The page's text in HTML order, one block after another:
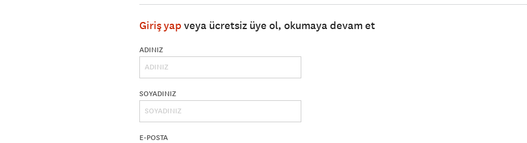
Giriş yap veya ücretsiz üye ol, okumaya devam et
ADINIZ
SOYADINIZ
E-POSTA